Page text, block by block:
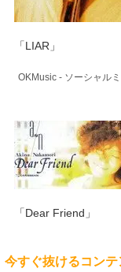
「LIAR」
OKMusic - ソーシャル
「Dear Friend」
今すぐ抜けるコンテ